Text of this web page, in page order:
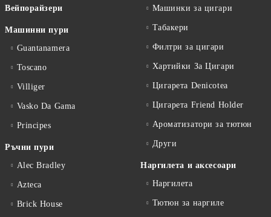
Вейпорайзери
Машинни пури
Guantanamera
Toscano
Villiger
Vasko Da Gama
Principes
Ръчни пури
Alec Bradley
Azteca
Brick House
Машинки за цигари
Табакери
Филтри за цигари
Хартийки За Цигари
Цигарета Denicotea
Цигарета Friend Holder
Ароматизатори за тютюн
Други
Наргилета и аксесоари
Наргилета
Тютюн за наргиле